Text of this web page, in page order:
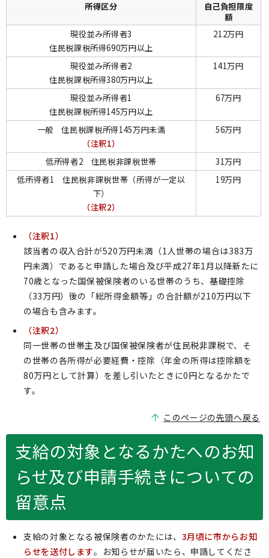
所得区分
自己負担限度
額
現役並み所得者3
住民税課税所得690万円以上
212万円
現役並み所得者2
住民税課税所得380万円以上
141万円
現役並み所得者1
住民税課税所得145万円以上
67万円
一般 住民税課税所得145万円未満
（注釈1）
56万円
低所得者2 住民税非課税世帯
31万円
低所得者1 住民税非課税世帯（所得が一定以
下）
（注釈2）
19万円
（注釈1）
該当者の収入合計が520万円未満（1人世帯の場合は383万
円未満）であると申請した場合及び平成27年1月以降新たに
70歳となった国保被保険者のいる世帯のうち、基礎控除
（33万円）後の「総所得金額等」の合計額が210万円以下
の場合も含みます。
（注釈2）
同一世帯の世帯主及び国保被保険者が住民税非課税で、そ
の世帯の各所得が必要経費・控除（年金の所得は控除額を
80万円として計算）を差し引いたときに0円となるかたで
す。
このページの先頭へ戻る
支給の対象となるかたへのお知
らせ及び申請手続きについての
留意点
支給の対象となる被保険者のかたには、 3月頃に市からお知
らせを送付します。お知らせが届いたら、申請してくださ